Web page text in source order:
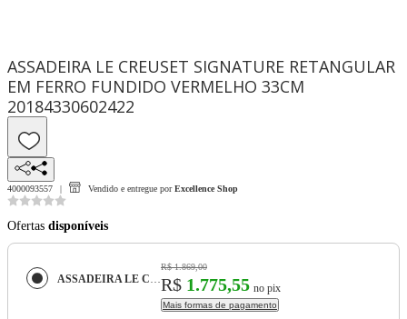
ASSADEIRA LE CREUSET SIGNATURE RETANGULAR
EM FERRO FUNDIDO VERMELHO 33CM
20184330602422
4000093557 Vendido e entregue por Excellence Shop
Ofertas disponíveis
ASSADEIRA LE CREUSET SIGNATURE RETANGULAR EM FERRO FUNDIDO VERMELHO 33CM 20184330602422
R$ 1.869,00
R$ 1.775,55 no pix
Mais formas de pagamento